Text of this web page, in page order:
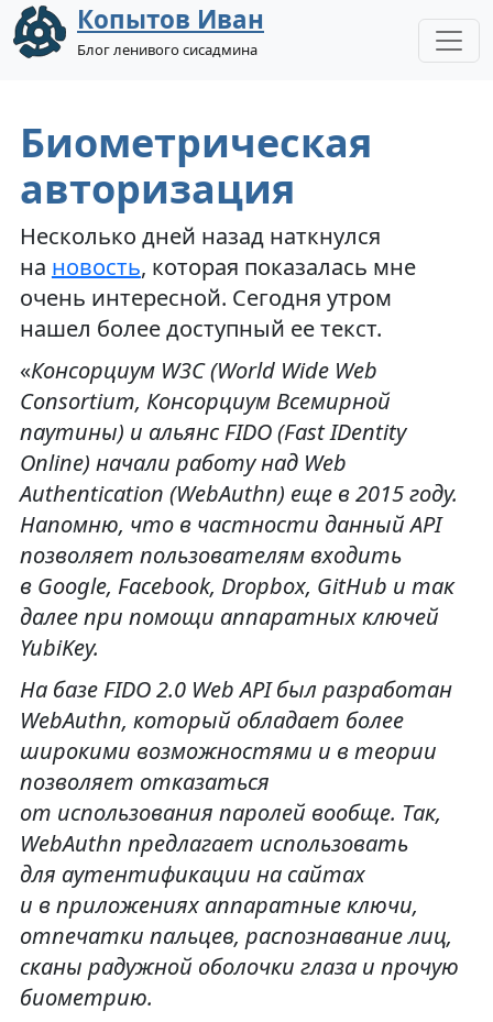
Копытов Иван
Блог ленивого сисадмина
Биометрическая
авторизация
Несколько дней назад наткнулся
на новость, которая показалась мне
очень интересной. Сегодня утром
нашел более доступный ее текст.
«Консорциум W3C (World Wide Web
Consortium, Консорциум Всемирной
паутины) и альянс FIDO (Fast IDentity
Online) начали работу над Web
Authentication (WebAuthn) еще в 2015 году.
Напомню, что в частности данный API
позволяет пользователям входить
в Google, Facebook, Dropbox, GitHub и так
далее при помощи аппаратных ключей
YubiKey.
На базе FIDO 2.0 Web API был разработан
WebAuthn, который обладает более
широкими возможностями и в теории
позволяет отказаться
от использования паролей вообще. Так,
WebAuthn предлагает использовать
для аутентификации на сайтах
и в приложениях аппаратные ключи,
отпечатки пальцев, распознавание лиц,
сканы радужной оболочки глаза и прочую
биометрию.